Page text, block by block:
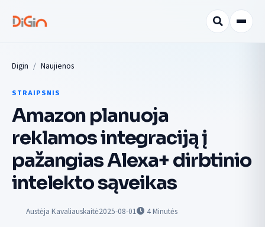
Digin Naujienos
STRAIPSNIS
Amazon planuoja
reklamos integraciją į
pažangias Alexa+ dirbtinio
intelekto sąveikas
Austėja Kavaliauskaitė2025-08-01 4Minutės